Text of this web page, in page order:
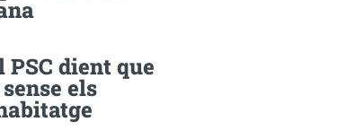
dient que
els